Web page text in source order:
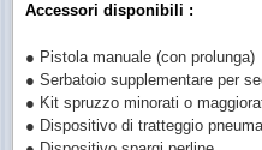
Accessori disponibili :
● Pistola manuale (con prolunga)
● Serbatoio supplementare per
● Kit spruzzo minorati o
● Dispositivo di tratteggio